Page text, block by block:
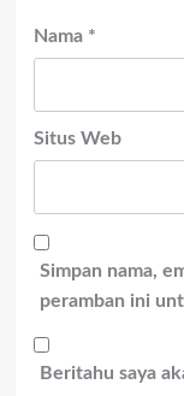
Nama *
Situs Web
Simpan nama,
peramban ini
Beritahu saya